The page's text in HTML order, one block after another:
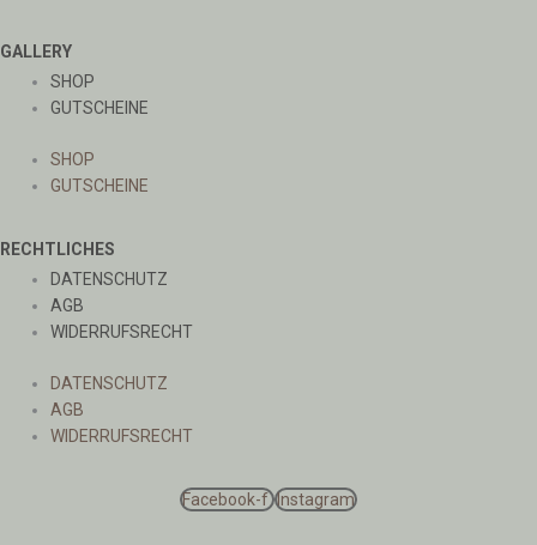
GALLERY
SHOP
GUTSCHEINE
SHOP
GUTSCHEINE
RECHTLICHES
DATENSCHUTZ
AGB
WIDERRUFSRECHT
DATENSCHUTZ
AGB
WIDERRUFSRECHT
Facebook-f Instagram